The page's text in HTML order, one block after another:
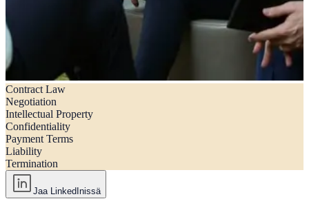
Olennaiset elementit, jotka on sisällytettävä itsenäistä toimeksisaajaa
koskevaan sopimukseen (ilmaisella mallilla).
Olennaiset elementit, jotka on sisällytettävä itsenäistä toimeksisaajaa
koskevaan sopimukseen (ilmaisella mallilla).
Contract Law
Negotiation
Intellectual Property
Confidentiality
Payment Terms
Liability
Termination
Jaa LinkedInissä